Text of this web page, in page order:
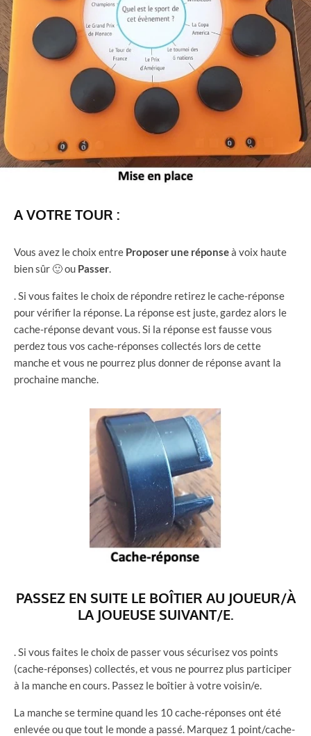
A VOTRE TOUR :
Vous avez le choix entre Proposer une réponseà voix haute
bien sûr 🙂 ou Passer.
. Si vous faites le choix de répondre retirez le cache-réponse
pour vérifier la réponse. La réponse est juste, gardez alors le
cache-réponse devant vous. Si la réponse est fausse vous
perdez tous vos cache-réponses collectés lors de cette
manche et vous ne pourrez plus donner de réponse avant la
prochaine manche.
PASSEZ EN SUITE LE BOÎTIER AU JOUEUR/À
LA JOUEUSE SUIVANT/E.
. Si vous faites le choix de passer vous sécurisez vos points
(cache-réponses) collectés, et vous ne pourrez plus participer
à la manche en cours. Passez le boîtier à votre voisin/e.
La manche se termine quand les 10 cache-réponses ont été
enlevée ou que tout le monde a passé. Marquez 1 point/cache-